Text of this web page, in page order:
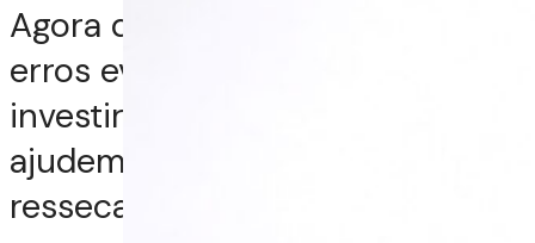
Agora que você já sabe quais
erros evitar, o próximo passo é
investir em produtos que
ajudem a reverter o quadro de
ressecamento e frizz.